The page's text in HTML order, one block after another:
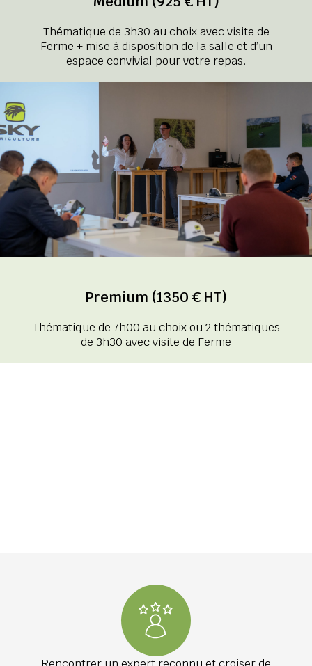
Thématique de 3h30 au choix avec visite de
Ferme + mise à disposition de la salle et d’un
espace convivial pour votre repas.
Premium (1350 € HT)
Thématique de 7h00 au choix ou 2 thématiques
de 3h30 avec visite de Ferme